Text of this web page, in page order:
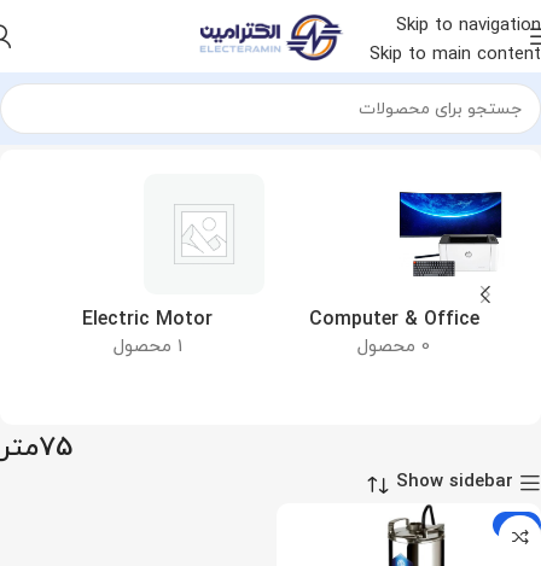
Skip to navigation
Skip to main content
خانه محصول ماکزیمم هد 75متر
Computer & Office
0 محصول
Electric Motor
1 محصول
75متر
Show sidebar
-11%